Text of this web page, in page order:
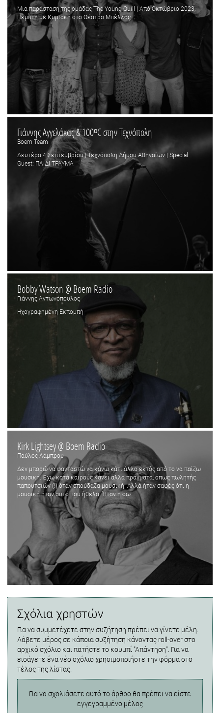
Μια παράσταση της ομάδας The Young Quill | Από Οκτώβριο 2023,
Πέμπτη με Κυριακή στο Θέατρο Μπέλλος
Γιάννης Αγγελάκας & 100ºC στην Τεχνόπολη
Boem Team
Δευτέρα 4 Σεπτεμβρίου | Τεχνόπολη Δήμου Αθηναίων | Special
Guest: ΠΑΙΔΙ ΤΡΑΥΜΑ
Bobby Watson @ Boem Radio
Γιάννης Αντωνόπουλος
Ηχογραφημένη Εκπομπή
Kirk Lightsey @ Boem Radio
Παύλος Λάμπρου
Δεν μπορώ να φανταστώ να κάνω κάτι άλλο εκτός από το να παίζω
μουσική. Έχω κατά καιρούς κάνει άλλα πράγματα, όπως πωλητής
παπουτσιών (!) όταν σπούδαζα μουσική. Αλλά ήταν σαφές ότι η
μουσική ήταν αυτό που ήθελα. Ήταν η σω...
Σχόλια χρηστών
Για να συμμετέχετε στην συζήτηση πρέπει να γίνετε μέλη.
Λάβετε μέρος σε κάποια συζήτηση κάνοντας roll-over στο
αρχικό σχόλιο και πατήστε το κουμπί "Απάντηση". Για να
εισάγετε ένα νέο σχόλιο χρησιμοποιήστε την φόρμα στο
τέλος της λίστας.
Για να σχολιάσετε αυτό το άρθρο θα πρέπει να είστε
εγγεγραμμένο μέλος